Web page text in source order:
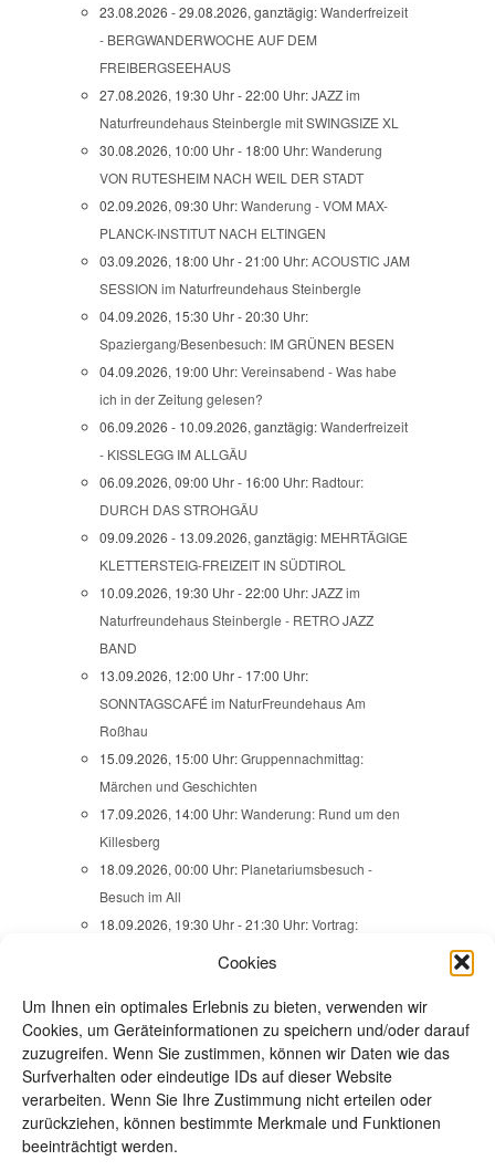
Cookies
Um Ihnen ein optimales Erlebnis zu bieten, verwenden wir
Cookies, um Geräteinformationen zu speichern und/oder darauf
zuzugreifen. Wenn Sie zustimmen, können wir Daten wie das
Surfverhalten oder eindeutige IDs auf dieser Website
verarbeiten. Wenn Sie Ihre Zustimmung nicht erteilen oder
zurückziehen, können bestimmte Merkmale und Funktionen
beeinträchtigt werden.
23.08.2026 - 29.08.2026, ganztägig:Wanderfreizeit
- BERGWANDERWOCHE AUF DEM
FREIBERGSEEHAUS
27.08.2026, 19:30 Uhr - 22:00 Uhr:JAZZ im
Naturfreundehaus Steinbergle mit SWINGSIZE XL
30.08.2026, 10:00 Uhr - 18:00 Uhr:Wanderung
VON RUTESHEIM NACH WEIL DER STADT
02.09.2026, 09:30 Uhr:Wanderung - VOM MAX-
PLANCK-INSTITUT NACH ELTINGEN
03.09.2026, 18:00 Uhr - 21:00 Uhr:ACOUSTIC JAM
SESSION im Naturfreundehaus Steinbergle
04.09.2026, 15:30 Uhr - 20:30 Uhr:
Spaziergang/Besenbesuch: IM GRÜNEN BESEN
04.09.2026, 19:00 Uhr:Vereinsabend - Was habe
ich in der Zeitung gelesen?
06.09.2026 - 10.09.2026, ganztägig:Wanderfreizeit
- KISSLEGG IM ALLGÄU
06.09.2026, 09:00 Uhr - 16:00 Uhr: Radtour:
DURCH DAS STROHGÄU
09.09.2026 - 13.09.2026, ganztägig: MEHRTÄGIGE
KLETTERSTEIG-FREIZEIT IN SÜDTIROL
10.09.2026, 19:30 Uhr - 22:00 Uhr:JAZZ im
Naturfreundehaus Steinbergle - RETRO JAZZ
BAND
13.09.2026, 12:00 Uhr - 17:00 Uhr:
SONNTAGSCAFÉ im NaturFreundehaus Am
Roßhau
15.09.2026, 15:00 Uhr:Gruppennachmittag:
Märchen und Geschichten
17.09.2026, 14:00 Uhr:Wanderung: Rund um den
Killesberg
18.09.2026, 00:00 Uhr: Planetariumsbesuch -
Besuch im All
18.09.2026, 19:30 Uhr - 21:30 Uhr:Vortrag:
Familienaktionstage -
SOMMERABENDGEZWITSCHER
20.09.2026, 09:00 Uhr:Wanderung -
SCHÖNBUCH-SKULPTURENWEG / ÜBER
MAUREN NACH EHNINGEN
22.09.2026, 13:45 Uhr: